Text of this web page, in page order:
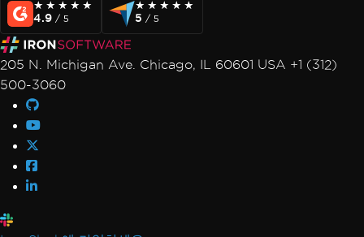
★★★★★
★★★★★
4.9 / 5
★★★★★
★★★★★
5 / 5
205 N. Michigan Ave. Chicago, IL 60601 USA +1 (312)
500-3060